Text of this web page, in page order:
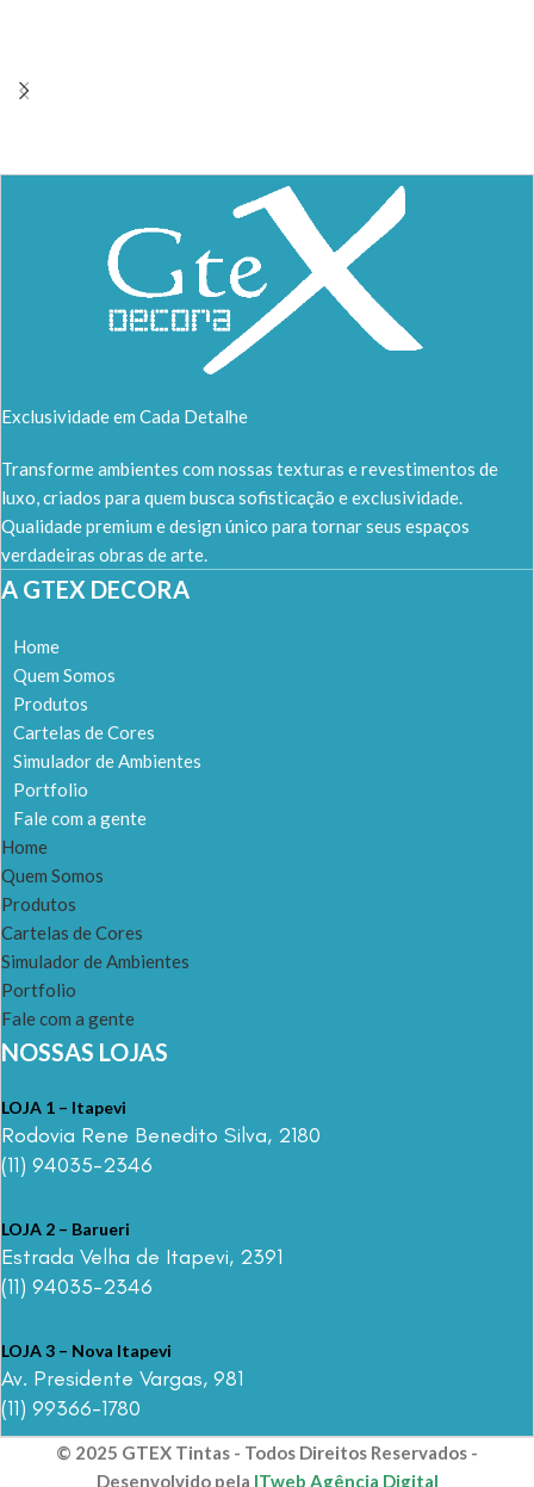
Exclusividade em Cada Detalhe
Transforme ambientes com nossas texturas e revestimentos de
luxo, criados para quem busca sofisticação e exclusividade.
Qualidade premium e design único para tornar seus espaços
verdadeiras obras de arte.
A GTEX DECORA
Home
Quem Somos
Produtos
Cartelas de Cores
Simulador de Ambientes
Portfolio
Fale com a gente
Home
Quem Somos
Produtos
Cartelas de Cores
Simulador de Ambientes
Portfolio
Fale com a gente
NOSSAS LOJAS
LOJA 1 – Itapevi
Rodovia Rene Benedito Silva, 2180
(11) 94035-2346
LOJA 2 – Barueri
Estrada Velha de Itapevi, 2391
(11) 94035-2346
LOJA 3 – Nova Itapevi
Av. Presidente Vargas, 981
(11) 99366-1780
© 2025 GTEX Tintas - Todos Direitos Reservados -
Desenvolvido pela ITweb Agência Digital